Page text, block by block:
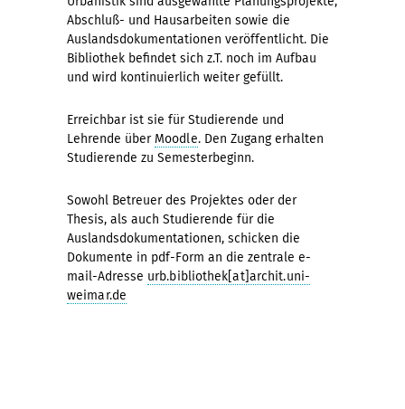
Abschluß- und Hausarbeiten sowie die
Auslandsdokumentationen veröffentlicht. Die
Bibliothek befindet sich z.T. noch im Aufbau
und wird kontinuierlich weiter gefüllt.
Erreichbar ist sie für Studierende und
Lehrende über Moodle. Den Zugang erhalten
Studierende zu Semesterbeginn.
Sowohl Betreuer des Projektes oder der
Thesis, als auch Studierende für die
Auslandsdokumentationen, schicken die
Dokumente in pdf-Form an die zentrale e-
mail-Adresse urb.bibliothek[at]archit.uni-
weimar.de